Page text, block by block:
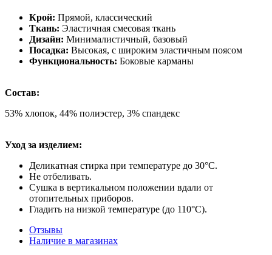
Крой: Прямой, классический
Ткань: Эластичная смесовая ткань
Дизайн: Минималистичный, базовый
Посадка: Высокая, с широким эластичным поясом
Функциональность: Боковые карманы
Состав:
53% хлопок, 44% полиэстер, 3% спандекс
Уход за изделием:
Деликатная стирка при температуре до 30°C.
Не отбеливать.
Сушка в вертикальном положении вдали от
отопительных приборов.
Гладить на низкой температуре (до 110°C).
Отзывы
Наличие в магазинах